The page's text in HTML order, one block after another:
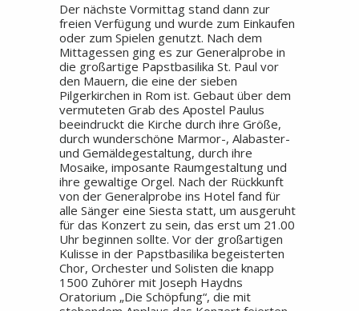
Der nächste Vormittag stand dann zur
freien Verfügung und wurde zum Einkaufen
oder zum Spielen genutzt. Nach dem
Mittagessen ging es zur Generalprobe in
die großartige Papstbasilika St. Paul vor
den Mauern, die eine der sieben
Pilgerkirchen in Rom ist. Gebaut über dem
vermuteten Grab des Apostel Paulus
beeindruckt die Kirche durch ihre Größe,
durch wunderschöne Marmor-, Alabaster-
und Gemäldegestaltung, durch ihre
Mosaike, imposante Raumgestaltung und
ihre gewaltige Orgel. Nach der Rückkunft
von der Generalprobe ins Hotel fand für
alle Sänger eine Siesta statt, um ausgeruht
für das Konzert zu sein, das erst um 21.00
Uhr beginnen sollte. Vor der großartigen
Kulisse in der Papstbasilika begeisterten
Chor, Orchester und Solisten die knapp
1500 Zuhörer mit Joseph Haydns
Oratorium „Die Schöpfung“, die mit